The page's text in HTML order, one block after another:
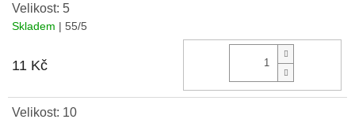
Velikost: 5
Skladem | 55/5
11 Kč
Velikost: 10